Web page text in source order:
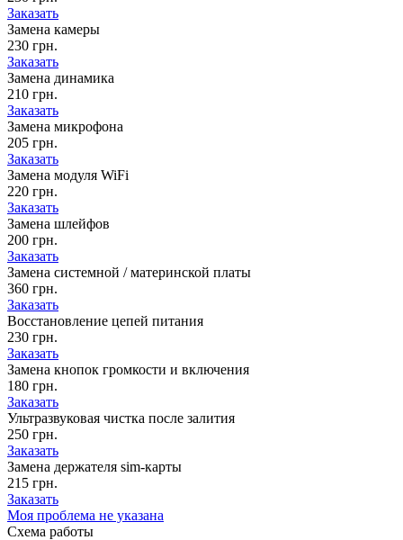
Заказать
Замена камеры
230 грн.
Заказать
Замена динамика
210 грн.
Заказать
Замена микрофона
205 грн.
Заказать
Замена модуля WiFi
220 грн.
Заказать
Замена шлейфов
200 грн.
Заказать
Замена системной / материнской платы
360 грн.
Заказать
Восстановление цепей питания
230 грн.
Заказать
Замена кнопок громкости и включения
180 грн.
Заказать
Ультразвуковая чистка после залития
250 грн.
Заказать
Замена держателя sim-карты
215 грн.
Заказать
Моя проблема не указана
Схема работы